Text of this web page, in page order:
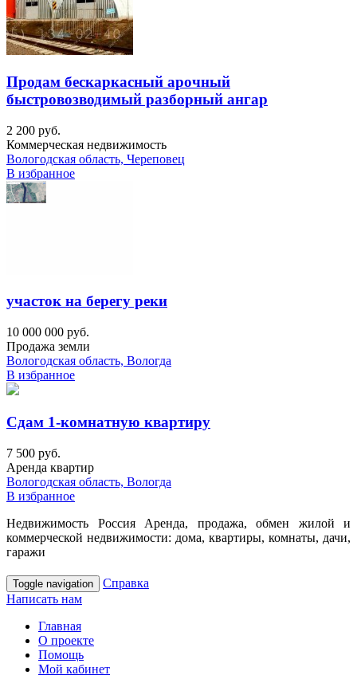
Продам бескаркасный арочный
быстровозводимый разборный ангар
2 200 руб.
Коммерческая недвижимость
Вологодская область, Череповец
В избранное
участок на берегу реки
10 000 000 руб.
Продажа земли
Вологодская область, Вологда
В избранное
Сдам 1-комнатную квартиру
7 500 руб.
Аренда квартир
Вологодская область, Вологда
В избранное
Недвижимость Россия Аренда, продажа, обмен жилой и
коммерческой недвижимости: дома, квартиры, комнаты, дачи,
гаражи
Toggle navigation
Справка
Написать нам
Главная
О проекте
Помощь
Мой кабинет